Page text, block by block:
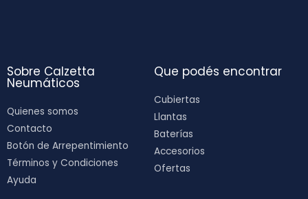
Sobre Calzetta
Neumáticos
Quienes somos
Contacto
Botón de Arrepentimiento
Términos y Condiciones
Ayuda
Que podés encontrar
Cubiertas
Llantas
Baterías
Accesorios
Ofertas